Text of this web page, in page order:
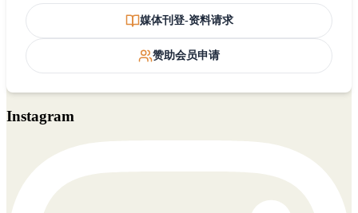
媒体刊登-资料请求
赞助会员申请
Instagram